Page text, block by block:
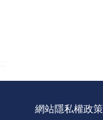
網站隱私權政策